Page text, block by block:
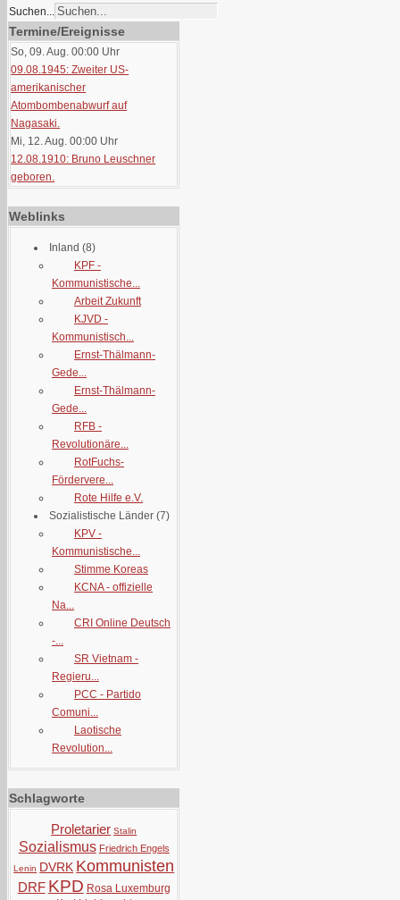
Suchen...
Termine/Ereignisse
So, 09. Aug. 00:00 Uhr
09.08.1945: Zweiter US-
amerikanischer
Atombombenabwurf auf
Nagasaki.
Mi, 12. Aug. 00:00 Uhr
12.08.1910: Bruno Leuschner
geboren.
Weblinks
Inland (8)
KPF -
Kommunistische...
Arbeit Zukunft
KJVD -
Kommunistisch...
Ernst-Thälmann-
Gede...
Ernst-Thälmann-
Gede...
RFB -
Revolutionäre...
RotFuchs-
Fördervere...
Rote Hilfe e.V.
Sozialistische Länder (7)
KPV -
Kommunistische...
Stimme Koreas
KCNA - offizielle
Na...
CRI Online Deutsch
-...
SR Vietnam -
Regieru...
PCC - Partido
Comuni...
Laotische
Revolution...
Schlagworte
Proletarier Stalin
Sozialismus Friedrich Engels
Lenin DVRK Kommunisten
DRF KPD Rosa Luxemburg